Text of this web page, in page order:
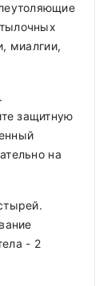
миалгии,
защитную
на
- 2